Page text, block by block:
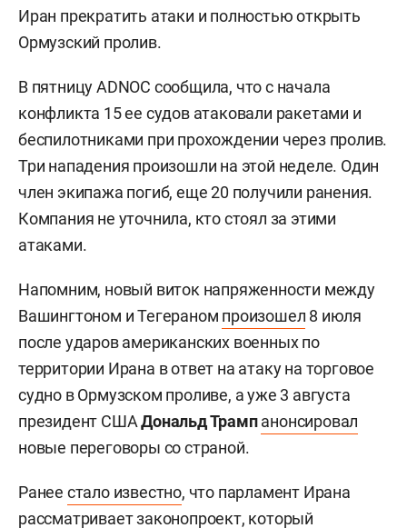
Иран прекратить атаки и полностью открыть
Ормузский пролив.
В пятницу ADNOC сообщила, что с начала
конфликта 15 ее судов атаковали ракетами и
беспилотниками при прохождении через пролив.
Три нападения произошли на этой неделе. Один
член экипажа погиб, еще 20 получили ранения.
Компания не уточнила, кто стоял за этими
атаками.
Напомним, новый виток напряженности между
Вашингтоном и Тегераном произошел 8 июля
после ударов американских военных по
территории Ирана в ответ на атаку на торговое
судно в Ормузском проливе, а уже 3 августа
президент СШАДональд Трамп анонсировал
новые переговоры со страной.
Ранее стало известно, что парламент Ирана
рассматривает законопроект, который